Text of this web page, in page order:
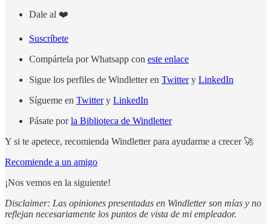
Dale al ❤️
Suscríbete
Compártela por Whatsapp con este enlace
Sigue los perfiles de Windletter en Twittery LinkedIn
Sígueme en Twittery LinkedIn
Pásate porla Biblioteca de Windletter
Y si te apetece, recomienda Windletter para ayudarme a crecer 🚀
Recomiende a un amigo
¡Nos vemos en la siguiente!
Disclaimer: Las opiniones presentadas en Windletter son mías y no
reflejan necesariamente los puntos de vista de mi empleador.